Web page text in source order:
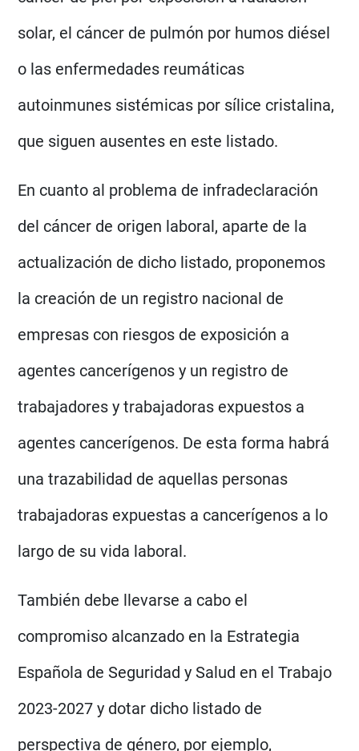
solar, el cáncer de pulmón por humos diésel
o las enfermedades reumáticas
autoinmunes sistémicas por sílice cristalina,
que siguen ausentes en este listado.
En cuanto al problema de infradeclaración
del cáncer de origen laboral, aparte de la
actualización de dicho listado, proponemos
la creación de un registro nacional de
empresas con riesgos de exposición a
agentes cancerígenos y un registro de
trabajadores y trabajadoras expuestos a
agentes cancerígenos. De esta forma habrá
una trazabilidad de aquellas personas
trabajadoras expuestas a cancerígenos a lo
largo de su vida laboral.
También debe llevarse a cabo el
compromiso alcanzado en la Estrategia
Española de Seguridad y Salud en el Trabajo
2023-2027 y dotar dicho listado de
perspectiva de género, por ejemplo,